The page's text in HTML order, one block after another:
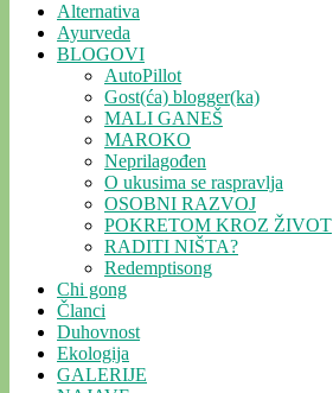
Alternativa
Ayurveda
BLOGOVI
AutoPillot
Gost(ća) blogger(ka)
MALI GANEŠ
MAROKO
Neprilagođen
O ukusima se raspravlja
OSOBNI RAZVOJ
POKRETOM KROZ ŽIVOT
RADITI NIŠTA?
Redemptisong
Chi gong
Članci
Duhovnost
Ekologija
GALERIJE